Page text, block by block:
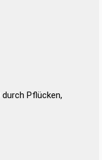
durch Pflücken,